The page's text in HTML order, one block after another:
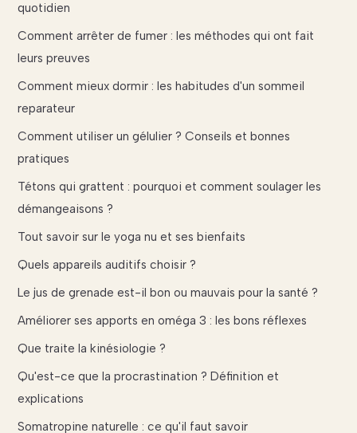
quotidien
Comment arrêter de fumer : les méthodes qui ont fait
leurs preuves
Comment mieux dormir : les habitudes d'un sommeil
reparateur
Comment utiliser un gélulier ? Conseils et bonnes
pratiques
Tétons qui grattent : pourquoi et comment soulager les
démangeaisons ?
Tout savoir sur le yoga nu et ses bienfaits
Quels appareils auditifs choisir ?
Le jus de grenade est-il bon ou mauvais pour la santé ?
Améliorer ses apports en oméga 3 : les bons réflexes
Que traite la kinésiologie ?
Qu'est-ce que la procrastination ? Définition et
explications
Somatropine naturelle : ce qu'il faut savoir